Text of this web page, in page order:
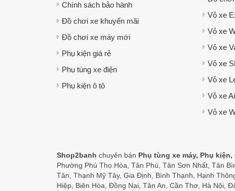
Chính sách bảo hành
Đồ chơi xe khuyến mãi
Đồ chơi xe máy mới
Phụ kiện giá rẻ
Phụ tùng xe điện
Phụ kiện ô tô
Vỏ xe
Vỏ xe
Vỏ xe
Vỏ xe
Vỏ xe
Vỏ xe
Vỏ xe
Shop2banh chuyên bán Phụ tùng xe máy, Phụ
Phường Phú Thọ Hòa, Tân Phú, Tân Sơn Nhất, Tân
Tân, Thạnh Mỹ Tây, Gia Định, Bình Thạnh, Hạnh
Hiệp, Biên Hòa, Đồng Nai, Tân An, Cần Thơ, Hà Nội,